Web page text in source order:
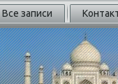
Все записи